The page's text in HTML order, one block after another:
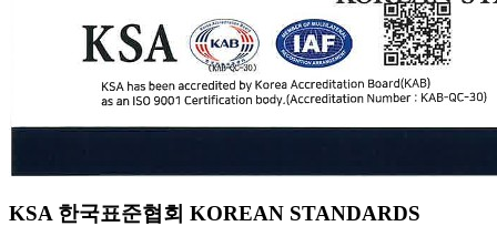
KSA 한국표준협회 KOREAN STANDARDS